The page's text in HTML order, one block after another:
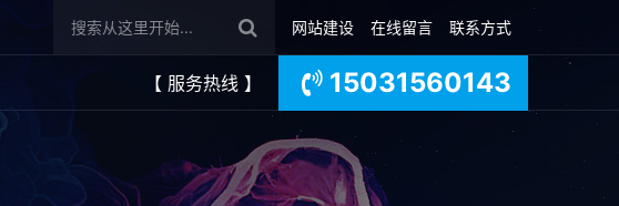
网站建设 在线留言 联系方式
【 服务热线 】 15031560143